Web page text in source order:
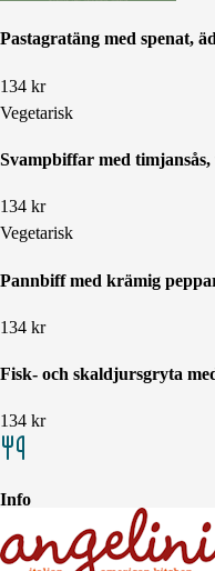
Pastagratäng med spenat,
134 kr
Vegetarisk
Svampbiffar med
134 kr
Vegetarisk
Pannbiff med krämig
134 kr
Fisk- och skaldjursgryta
134 kr
Info